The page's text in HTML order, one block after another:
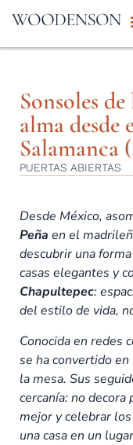
Sonsoles
alma desde
Salamanca
PUERTAS ABIERTAS
Desde México,
Peña en el
descubrir una
casas elegantes y
Chapultepec:
del estilo de vida,
Conocida en redes
se ha convertido
la mesa. Sus
cercanía: no
mejor y celebrar
una casa en un